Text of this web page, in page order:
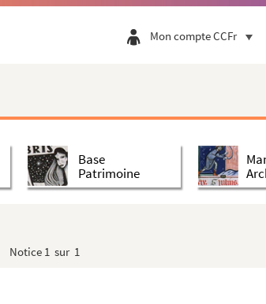
Mon compte CCFr
Base
Patrimoine
Notice 1 sur 1